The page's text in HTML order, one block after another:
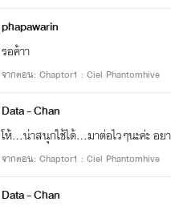
phapawarin
รอค้าา
จากตอน: Chaptor1 : Ciel Phantomhive
Data - Chan
โห้...น่าสนุกใช้ได้...มาต่อไวๆนะค่ะ อ
จากตอน: Chaptor1 : Ciel Phantomhive
Data - Chan